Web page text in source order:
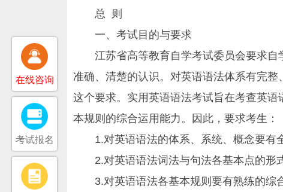
总 则
一、考试目的与要求
江苏省高等教育自学考试委员会要求自
准确、清楚的认识。对英语语法体系有完
这个要求。实用英语语法考试旨在考查英
本规则的综合运用能力。因此，要求考生：
1.对英语语法的体系、系统、概念要有
2.对英语语法词法与句法各基本点的形
3.对英语语法各基本规则要有熟练的综合
在线咨询
考试报名